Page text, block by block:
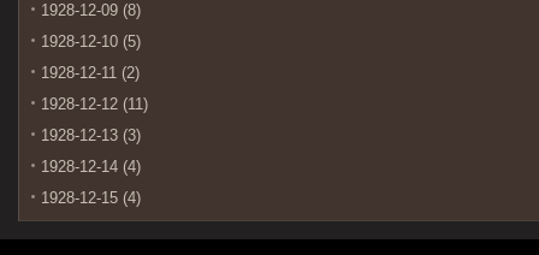
1928-12-09 (8)
1928-12-10 (5)
1928-12-11 (2)
1928-12-12 (11)
1928-12-13 (3)
1928-12-14 (4)
1928-12-15 (4)